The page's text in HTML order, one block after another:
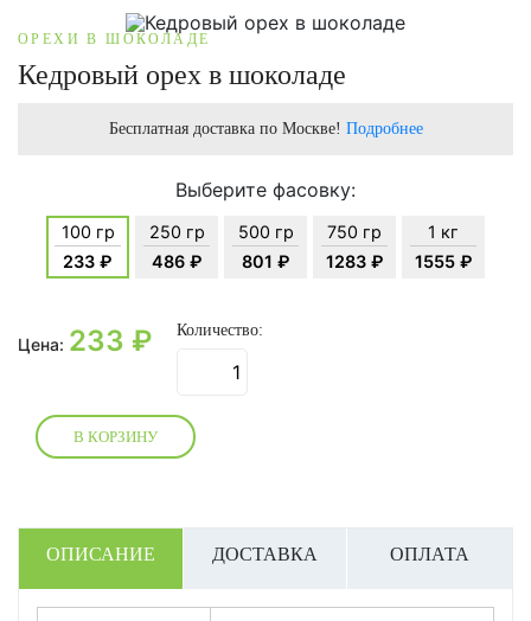
ОРЕХИ В ШОКОЛАДЕ
Кедровый орех в шоколаде
Бесплатная доставка по Москве! Подробнее
Выберите фасовку:
100 гр
233 ₽
250 гр
486 ₽
500 гр
801 ₽
750 гр
1283 ₽
1 кг
1555 ₽
Цена: 233 ₽ Количество:
В КОРЗИНУ
ОПИСАНИЕ ДОСТАВКА ОПЛАТА